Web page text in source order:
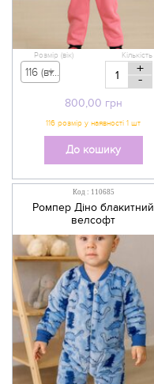
800,00 грн
Розмір (вік)
116 (вік 5-6 р) - 800,00 грн
Кількість
+
-
До кошику
Код : 110685
Ромпер Діно блакитний
велсофт